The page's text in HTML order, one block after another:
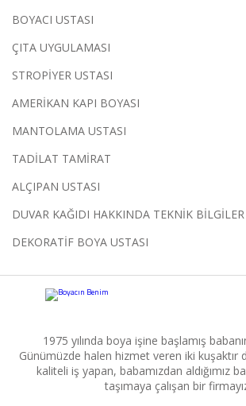
BOYACI USTASI
ÇITA UYGULAMASI
STROPİYER USTASI
AMERİKAN KAPI BOYASI
MANTOLAMA USTASI
TADİLAT TAMİRAT
ALÇIPAN USTASI
DUVAR KAĞIDI HAKKINDA TEKNİK BİLGİLER
DEKORATİF BOYA USTASI
1975 yılında boya işine başlamış
Günümüzde halen hizmet veren iki kuşaktır
kaliteli iş yapan, babamızdan aldığımız
taşımaya çalışan bir